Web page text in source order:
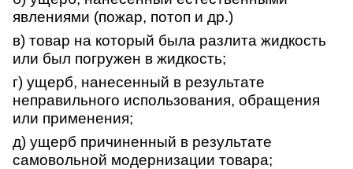
явлениями (пожар, потоп и др.)
в) товар на который была разлита жидкость
или был погружен в жидкость;
г) ущерб, нанесенный в результате
неправильного использования, обращения
или применения;
д) ущерб причиненный в результате
самовольной модернизации товара;